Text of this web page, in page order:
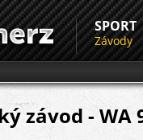
SPORT
Závody
závod - WA